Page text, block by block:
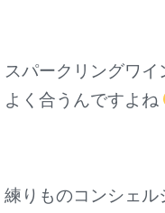
スパークリングワイ
よく合うんですよね
練りものコンシェル